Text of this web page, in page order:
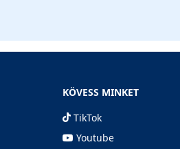
KÖVESS MINKET
TikTok
Youtube